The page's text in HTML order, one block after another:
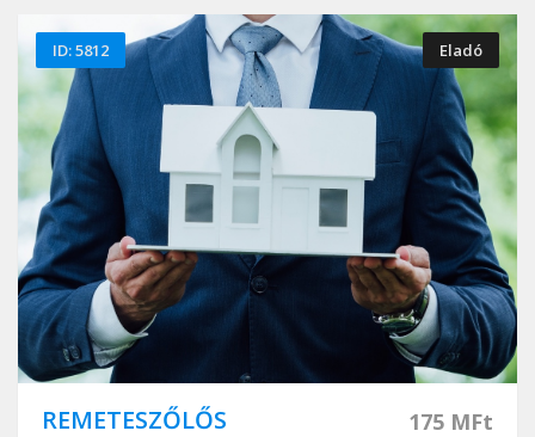
ID: 5812 Eladó
REMETESZŐLŐS 175 MFt